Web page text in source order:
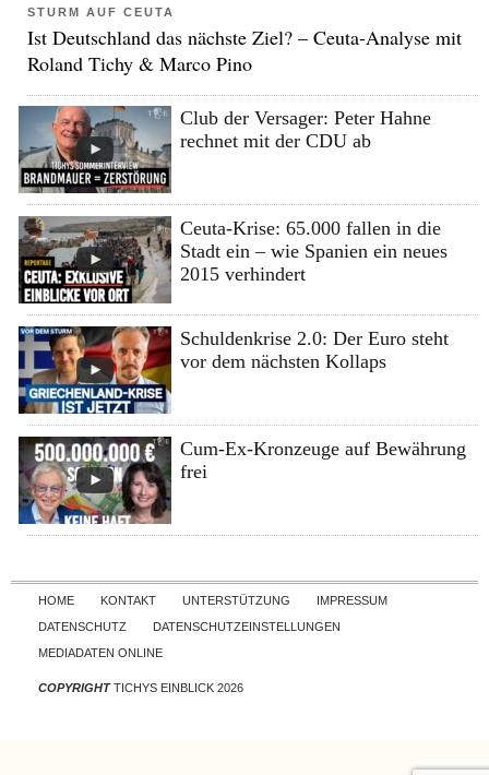
STURM AUF CEUTA
Ist Deutschland das nächste Ziel? – Ceuta-Analyse mit
Roland Tichy & Marco Pino
Club der Versager: Peter Hahne
rechnet mit der CDU ab
Ceuta-Krise: 65.000 fallen in die
Stadt ein – wie Spanien ein neues
2015 verhindert
Schuldenkrise 2.0: Der Euro steht
vor dem nächsten Kollaps
Cum-Ex-Kronzeuge auf Bewährung
frei
Skip to content
HOME KONTAKT UNTERSTÜTZUNG
IMPRESSUM
DATENSCHUTZ
DATENSCHUTZEINSTELLUNGEN
MEDIADATEN ONLINE
COPYRIGHTTICHYS EINBLICK 2026